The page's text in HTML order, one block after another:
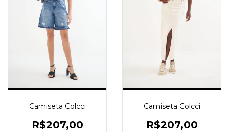
Camiseta Colcci
R$207,00
Camiseta Colcci
R$207,00